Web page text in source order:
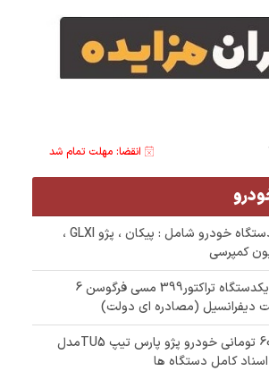
انقضا: مهلت تمام شد
✅ مزایده فروش 6 دستگاه خودرو شامل : پیکان ، پژو GLXI ،
✅ حراجی زیر قیمت یکدستگاه تراکتور399 مسی فرگوسن 6
✅ مزایده 600/000/000 تومانی خودرو پژو پارس تیپ TU5مدل